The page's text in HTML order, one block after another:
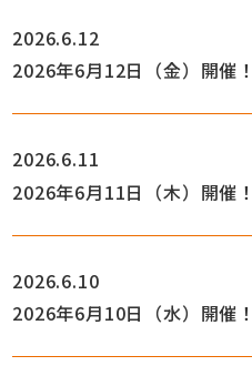
2026.6.12
2026年6月12日（金）開催
2026.6.11
2026年6月11日（木）開催
2026.6.10
2026年6月10日（水）開催